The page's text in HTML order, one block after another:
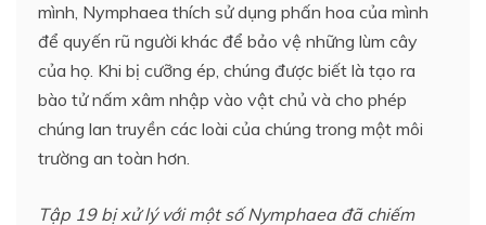
mình, Nymphaea thích sử dụng phấn hoa của mình
để quyến rũ người khác để bảo vệ những lùm cây
của họ. Khi bị cưỡng ép, chúng được biết là tạo ra
bào tử nấm xâm nhập vào vật chủ và cho phép
chúng lan truyền các loài của chúng trong một môi
trường an toàn hơn.
Tập 19 bị xử lý với một số Nymphaea đã chiếm